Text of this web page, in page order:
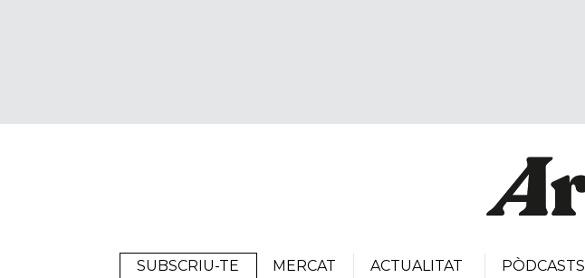
SUBSCRIU-TE MERCAT ACTUALITAT PÒDCASTS